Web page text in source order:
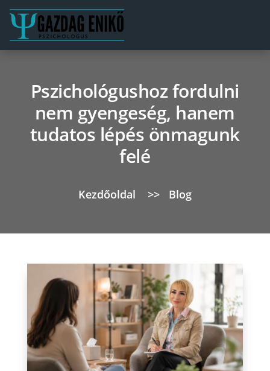
Pszichológushoz fordulni
nem gyengeség, hanem
tudatos lépés önmagunk
felé
Kezdőoldal >> Blog